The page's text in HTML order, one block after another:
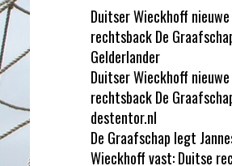
Duitser Wieckhoff nieuwe
rechtsback De
Gelderlander
Duitser Wieckhoff nieuwe
rechtsback De
destentor.nl
De Graafschap legt
Wieckhoff vast: Duitse